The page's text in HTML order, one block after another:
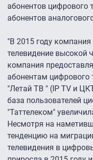
абонентов цифрового
абонентов
"В 2015 году
телевидение высокой
компания
абонентам цифрового
"Летай ТВ " (IP TV и
база пользователей
"Таттелеком"
Несмотря на
тенденцию на
телевидения в